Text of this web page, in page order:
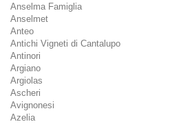
Anselma Famiglia
Anselmet
Anteo
Antichi Vigneti di Cantalupo
Antinori
Argiano
Argiolas
Ascheri
Avignonesi
Azelia